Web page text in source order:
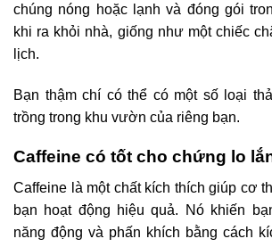
chúng nóng hoặc lạnh và đóng gói
khi ra khỏi nhà, giống như một chiếc
lịch.
Bạn thậm chí có thể có một số loại
trồng trong khu vườn của riêng bạn.
Caffeine có tốt cho chứng lo
Caffeine là một chất kích thích giúp cơ
bạn hoạt động hiệu quả. Nó khiến
năng động và phấn khích bằng cách